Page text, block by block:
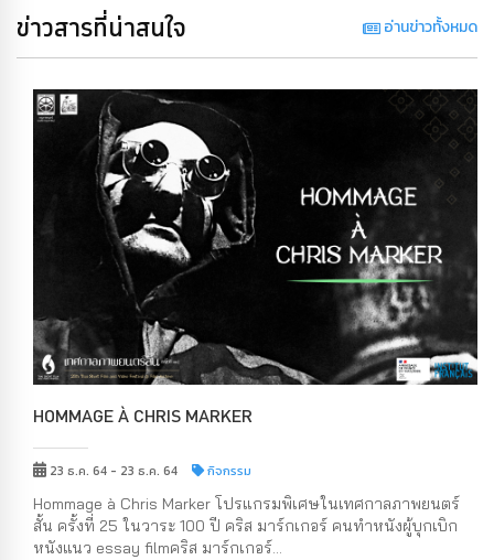
ข่าวสารที่น่าสนใจ อ่านข่าวทั้งหมด
HOMMAGE À CHRIS MARKER
23 ธ.ค. 64 - 23 ธ.ค. 64 กิจกรรม
Hommage à Chris Marker โปรแกรมพิเศษในเทศกาลภาพยนตร์
สั้น ครั้งที่ 25 ในวาระ 100 ปี คริส มาร์กเกอร์ คนทำหนังผู้บุกเบิก
หนังแนว essay filmคริส มาร์กเกอร์...